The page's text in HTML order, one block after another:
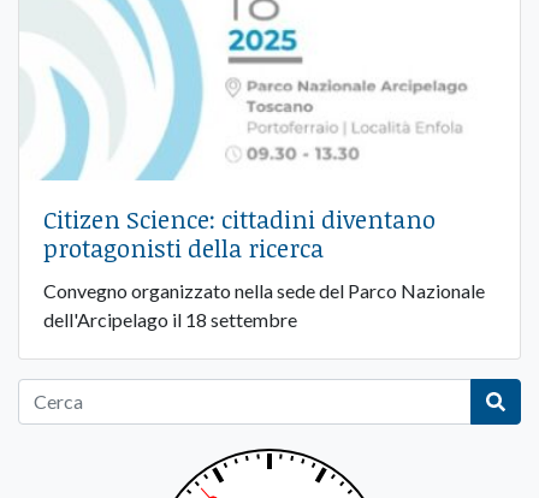
Citizen Science: cittadini diventano
protagonisti della ricerca
Convegno organizzato nella sede del Parco Nazionale
dell'Arcipelago il 18 settembre